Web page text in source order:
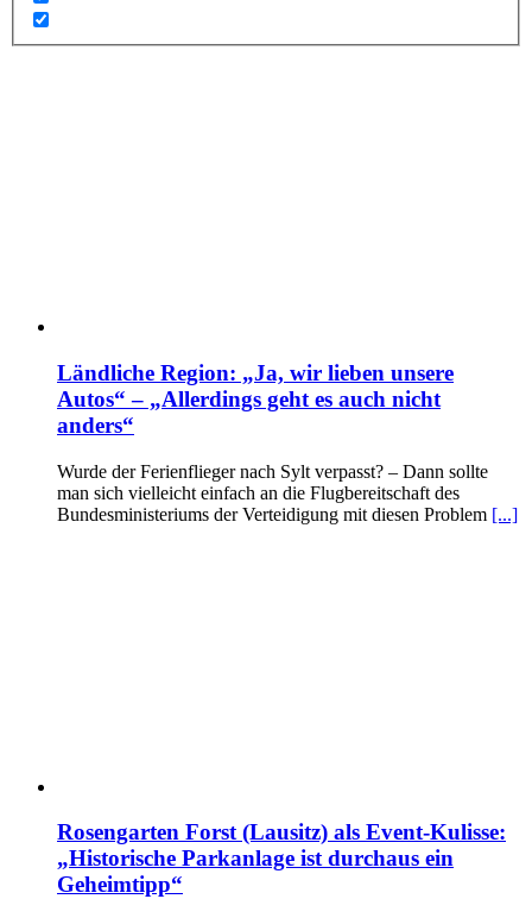
Ländliche Region: „Ja, wir lieben unsere
Autos“ – „Allerdings geht es auch nicht
anders“
Wurde der Ferienflieger nach Sylt verpasst? – Dann sollte
man sich vielleicht einfach an die Flugbereitschaft des
Bundesministeriums der Verteidigung mit diesen Problem [...]
Rosengarten Forst (Lausitz) als Event-Kulisse:
„Historische Parkanlage ist durchaus ein
Geheimtipp“